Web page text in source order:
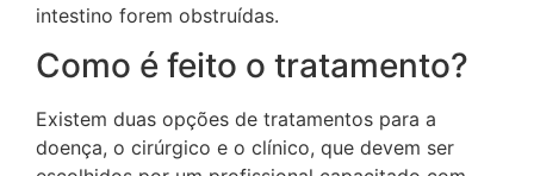
intestino forem obstruídas.
Como é feito o tratamento?
Existem duas opções de tratamentos para a
doença, o cirúrgico e o clínico, que devem ser